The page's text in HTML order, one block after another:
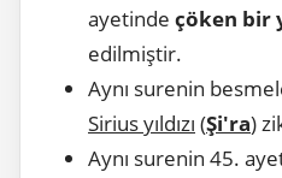
ayetinde çöken bir
edilmiştir.
Aynı surenin
Sirius yıldızı (Şi'ra)
Aynı surenin 45.